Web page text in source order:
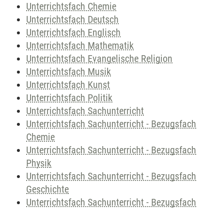
Unterrichtsfach Chemie
Unterrichtsfach Deutsch
Unterrichtsfach Englisch
Unterrichtsfach Mathematik
Unterrichtsfach Evangelische Religion
Unterrichtsfach Musik
Unterrichtsfach Kunst
Unterrichtsfach Politik
Unterrichtsfach Sachunterricht
Unterrichtsfach Sachunterricht - Bezugsfach
Chemie
Unterrichtsfach Sachunterricht - Bezugsfach
Physik
Unterrichtsfach Sachunterricht - Bezugsfach
Geschichte
Unterrichtsfach Sachunterricht - Bezugsfach